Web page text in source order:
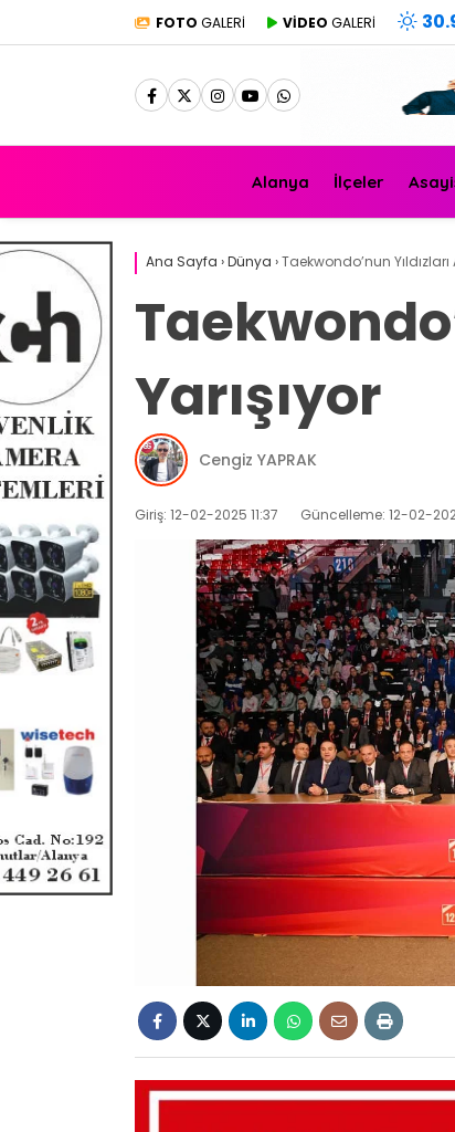
FOTO GALERİ VİDEO GALERİ
Alanya İlçeler
Ana Sayfa ›Dünya ›Taekwondo’nun
Yarışıyor
Cengiz YAPRAK
Giriş: 12-02-2025 11:37 Güncelleme: 12-02-